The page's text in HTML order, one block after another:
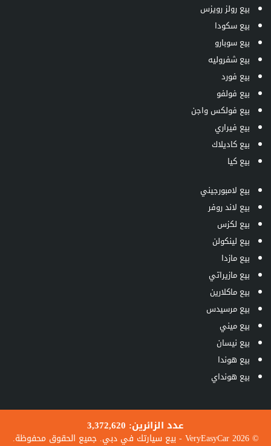
بيع رولز رويزس
بيع سكودا
بيع سوبارو
بيع شفروليه
بيع فورد
بيع فولفو
بيع فولكس واجن
بيع فيراري
بيع كاديلاك
بيع كيا
بيع لامبورجيني
بيع لاند روفر
بيع لكزس
بيع لينكولن
بيع مازدا
بيع مازيراتي
بيع ماكلارين
بيع مرسيدس
بيع ميني
بيع نيسان
بيع هوندا
بيع هونداي
عدد الزائرين:
© 2026 VeryEasyCar - بيع سيارتك في دبي. جميع الحقوق محفوظة.